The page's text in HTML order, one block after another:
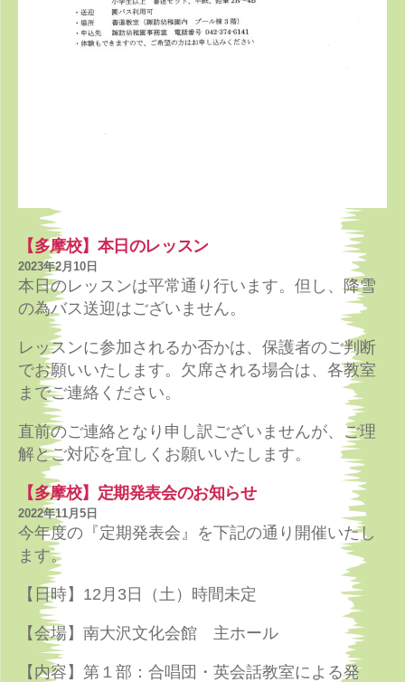
【多摩校】本日のレッスン
2023年2月10日
本日のレッスンは平常通り行います。但し、降雪
の為バス送迎はございません。
レッスンに参加されるか否かは、保護者のご判断
でお願いいたします。欠席される場合は、各教室
までご連絡ください。
直前のご連絡となり申し訳ございませんが、ご理
解とご対応を宜しくお願いいたします。
【多摩校】定期発表会のお知らせ
2022年11月5日
今年度の『定期発表会』を下記の通り開催いたし
ます。
【日時】12月3日（土）時間未定
【会場】南大沢文化会館 主ホール
【内容】第１部：合唱団・英会話教室による発